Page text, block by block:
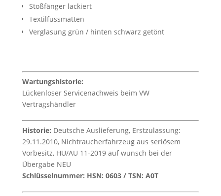
Stoßfänger lackiert
Textilfussmatten
Verglasung grün / hinten schwarz getönt
Wartungshistorie:
Lückenloser Servicenachweis beim VW
Vertragshändler
Historie: Deutsche Auslieferung, Erstzulassung:
29.11.2010, Nichtraucherfahrzeug aus seriösem
Vorbesitz, HU/AU 11-2019 auf wunsch bei der
Übergabe NEU
Schlüsselnummer: HSN: 0603 / TSN: A0T